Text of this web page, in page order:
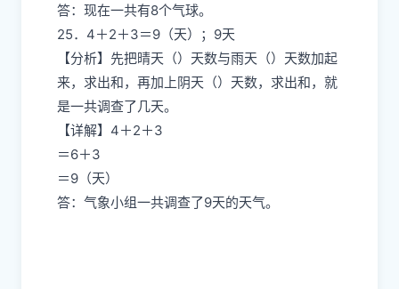
答：现在一共有8个气球。
25．4＋2＋3＝9（天）；9天
【分析】先把晴天（）天数与雨天（）天数加起
来，求出和，再加上阴天（）天数，求出和，就
是一共调查了几天。
【详解】4＋2＋3
＝6＋3
＝9（天）
答：气象小组一共调查了9天的天气。